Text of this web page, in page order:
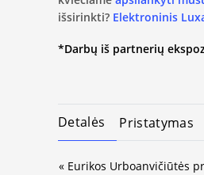
išsirinkti? Elektroninis
*Darbų iš partnerių
Detalės Pristatymas
« Eurikos Urboanvičiūtės